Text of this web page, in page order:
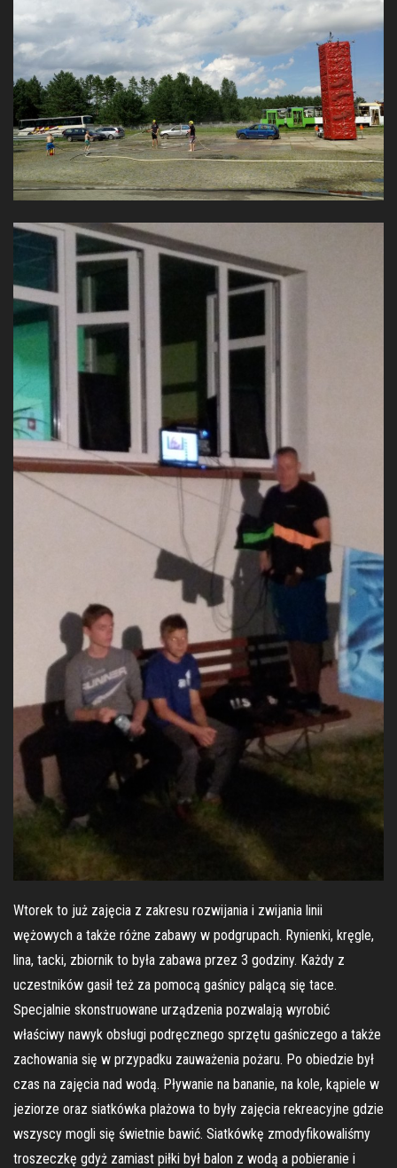
Wtorek to już zajęcia z zakresu rozwijania i zwijania linii
wężowych a także różne zabawy w podgrupach. Rynienki, kręgle,
lina, tacki, zbiornik to była zabawa przez 3 godziny. Każdy z
uczestników gasił też za pomocą gaśnicy palącą się tace.
Specjalnie skonstruowane urządzenia pozwalają wyrobić
właściwy nawyk obsługi podręcznego sprzętu gaśniczego a także
zachowania się w przypadku zauważenia pożaru. Po obiedzie był
czas na zajęcia nad wodą. Pływanie na bananie, na kole, kąpiele w
jeziorze oraz siatkówka plażowa to były zajęcia rekreacyjne gdzie
wszyscy mogli się świetnie bawić. Siatkówkę zmodyfikowaliśmy
troszeczkę gdyż zamiast piłki był balon z wodą a pobieranie i